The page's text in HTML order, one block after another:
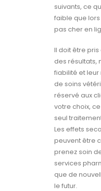
suivants, ce
faible que
pas cher en
Il doit être
des résultats,
fiabilité et
de soins
réservé aux
votre choix,
seul
Les effets
peuvent être
prenez soin
services
que de
le futur.